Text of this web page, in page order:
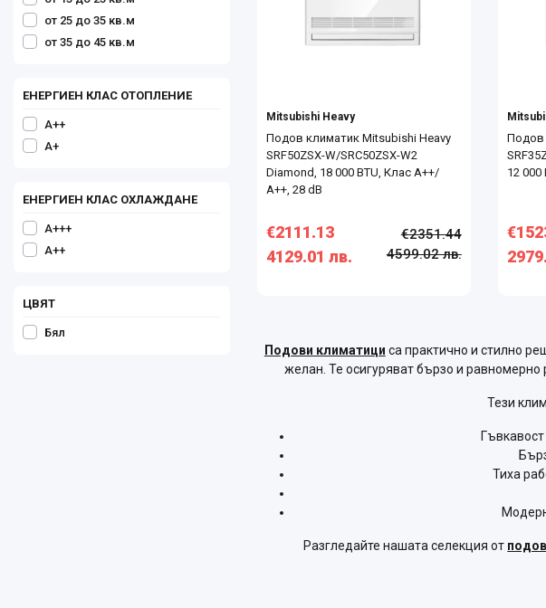
от 25 до 35 кв.м
от 35 до 45 кв.м
ЕНЕРГИЕН КЛАС ОТОПЛЕНИЕ
A++
A+
ЕНЕРГИЕН КЛАС ОХЛАЖДАНЕ
A+++
A++
ЦВЯТ
Бял
Mitsubishi Heavy
Подов климатик Mitsubishi Heavy
SRF50ZSX-W/SRC50ZSX-W2
Diamond, 18 000 BTU, Клас А++/
А++, 28 dB
€2111.13
4129.01 лв.
€2351.44
4599.02 лв.
Подов
12 000
Подови климатици са практично и стилно
желан. Те осигуряват бързо и
Тези
Тиха
Разгледайте нашата селекция от